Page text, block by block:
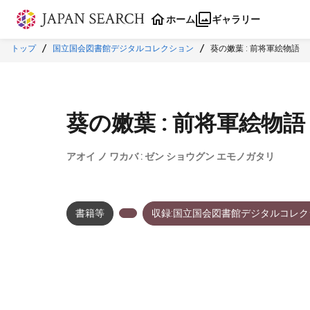
本文に飛ぶ
ホーム ギャラリー
トップ 国立国会図書館デジタルコレクション 葵の嫩葉 : 前将軍絵物語
葵の嫩葉 : 前将軍絵物語
アオイ ノ ワカバ : ゼン ショウグン エモノガタリ
書籍等 収録:国立国会図書館デジタルコレ